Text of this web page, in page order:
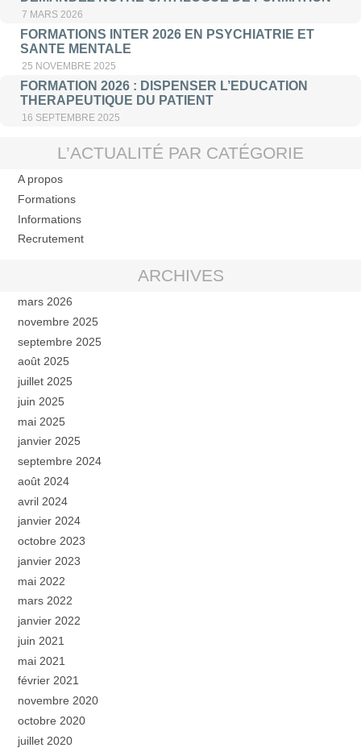
7 MARS 2026
FORMATIONS INTER 2026 EN PSYCHIATRIE ET
SANTE MENTALE
25 NOVEMBRE 2025
FORMATION 2026 : DISPENSER L’EDUCATION
THERAPEUTIQUE DU PATIENT
16 SEPTEMBRE 2025
L’ACTUALITÉ PAR CATÉGORIE
A propos
Formations
Informations
Recrutement
ARCHIVES
mars 2026
novembre 2025
septembre 2025
août 2025
juillet 2025
juin 2025
mai 2025
janvier 2025
septembre 2024
août 2024
avril 2024
janvier 2024
octobre 2023
janvier 2023
mai 2022
mars 2022
janvier 2022
juin 2021
mai 2021
février 2021
novembre 2020
octobre 2020
juillet 2020